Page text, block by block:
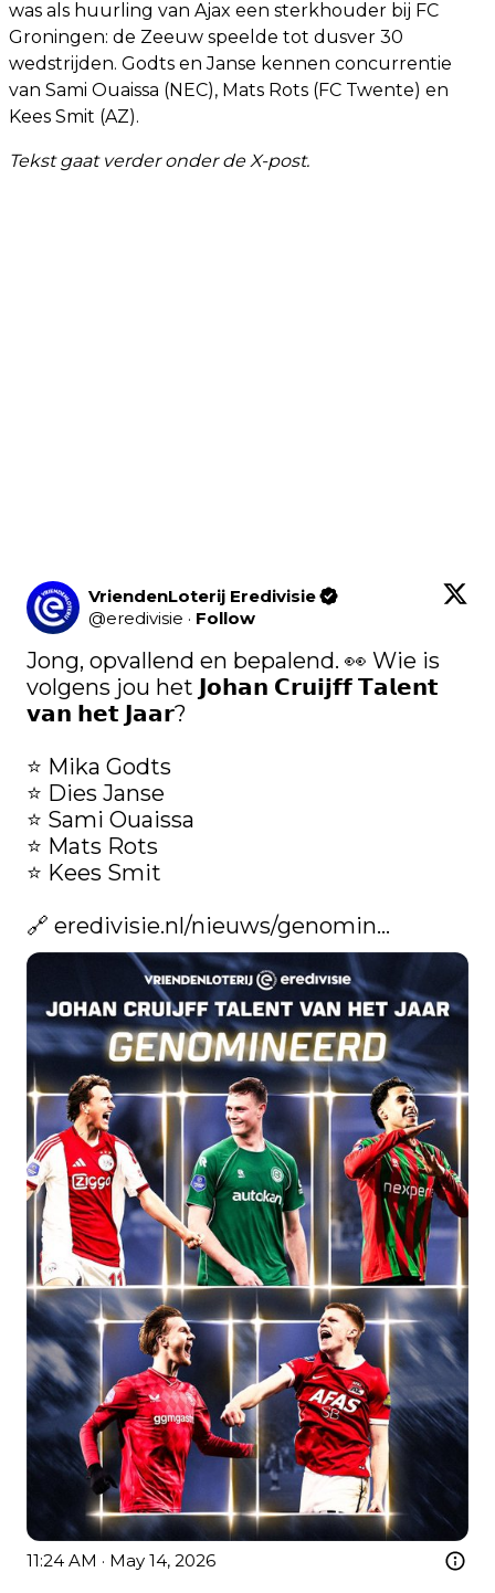
was als huurling van Ajax een sterkhouder bij FC
Groningen: de Zeeuw speelde tot dusver 30
wedstrijden. Godts en Janse kennen concurrentie
van Sami Ouaissa (NEC), Mats Rots (FC Twente) en
Kees Smit (AZ).
Tekst gaat verder onder de X-post.
VriendenLoterij Eredivisie
@eredivisie · Follow
Jong, opvallend en bepalend. 👀 Wie is
volgens jou het 𝗝𝗼𝗵𝗮𝗻 𝗖𝗿𝘂𝗶𝗷𝗳𝗳 𝗧𝗮𝗹𝗲𝗻𝘁
𝘃𝗮𝗻 𝗵𝗲𝘁 𝗝𝗮𝗮𝗿?
⭐️ Mika Godts
⭐️ Dies Janse
⭐️ Sami Ouaissa
⭐️ Mats Rots
⭐️ Kees Smit
🔗 eredivisie.nl/nieuws/genomin…
11:24 AM · May 14, 2026